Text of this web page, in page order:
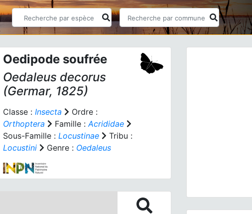
Oedipode soufrée
Oedaleus decorus
(Germar, 1825)
Classe : Insecta
Ordre :
Orthoptera
Famille :Acrididae
Sous-Famille : Locustinae
Tribu :
Locustini
Genre : Oedaleus